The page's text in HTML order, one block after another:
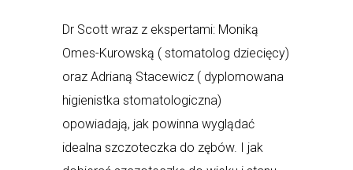
Dr Scott wraz z ekspertami: Moniką
Omes-Kurowską ( stomatolog dziecięcy)
oraz Adrianą Stacewicz ( dyplomowana
higienistka stomatologiczna)
opowiadają, jak powinna wyglądać
idealna szczoteczka do zębów. I jak